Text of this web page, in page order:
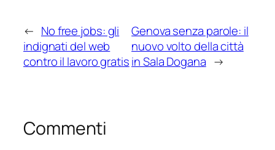
← No free jobs: gli
indignati del web
contro il lavoro gratis
Genova senza parole: il
nuovo volto della città
in Sala Dogana →
Commenti